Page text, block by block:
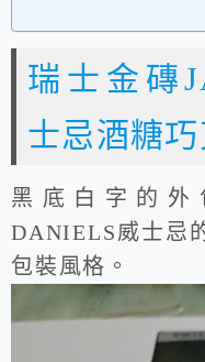
瑞士金磚
士忌酒糖
黑底白字的外
DANIELS威士忌
包裝風格。